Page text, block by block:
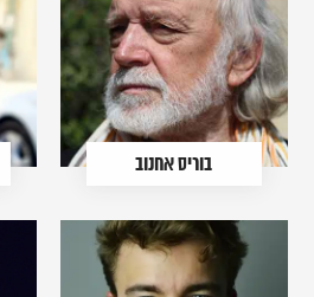
בוריס אחנוב